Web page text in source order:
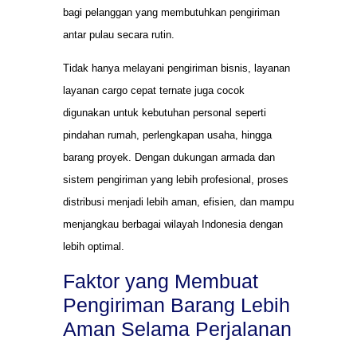
bagi pelanggan yang membutuhkan pengiriman
antar pulau secara rutin.
Tidak hanya melayani pengiriman bisnis, layanan
layanan cargo cepat ternate juga cocok
digunakan untuk kebutuhan personal seperti
pindahan rumah, perlengkapan usaha, hingga
barang proyek. Dengan dukungan armada dan
sistem pengiriman yang lebih profesional, proses
distribusi menjadi lebih aman, efisien, dan mampu
menjangkau berbagai wilayah Indonesia dengan
lebih optimal.
Faktor yang Membuat
Pengiriman Barang Lebih
Aman Selama Perjalanan